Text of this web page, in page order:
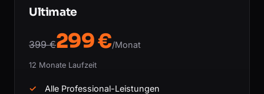
Ultimate
399 €299 €/Monat
12 Monate Laufzeit
Alle Professional-Leistungen